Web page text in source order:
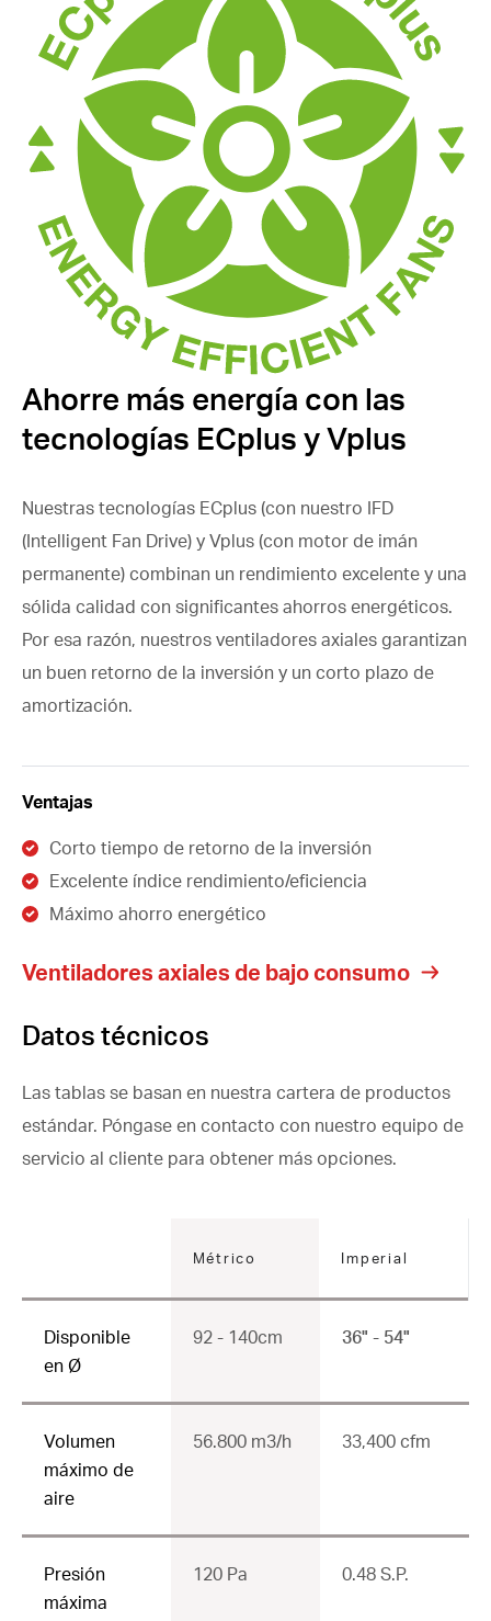
Ahorre más energía con las
tecnologías ECplus y Vplus
Nuestras tecnologías ECplus (con nuestro IFD
(Intelligent Fan Drive) y Vplus (con motor de imán
permanente) combinan un rendimiento excelente y una
sólida calidad con significantes ahorros energéticos.
Por esa razón, nuestros ventiladores axiales garantizan
un buen retorno de la inversión y un corto plazo de
amortización.
Ventajas
Corto tiempo de retorno de la inversión
Excelente índice rendimiento/eficiencia
Máximo ahorro energético
Ventiladores axiales de bajo consumo
Datos técnicos
Las tablas se basan en nuestra cartera de productos
estándar. Póngase en contacto con nuestro equipo de
servicio al cliente para obtener más opciones.
Métrico Imperial
Disponible
en Ø
92 - 140cm 36" - 54"
Volumen
máximo de
aire
56.800 m3/h 33,400 cfm
Presión
máxima
120 Pa 0.48 S.P.